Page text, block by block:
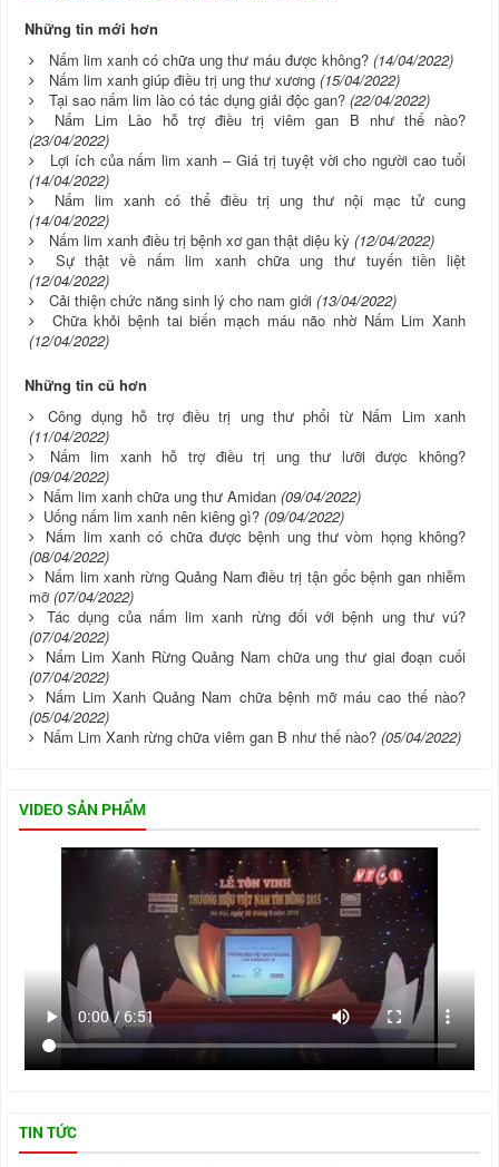
Những tin mới hơn
Nấm lim xanh có chữa ung thư máu được không? (14/04/2022)
Nấm lim xanh giúp điều trị ung thư xương (15/04/2022)
Tại sao nấm lim lào có tác dụng giải độc gan? (22/04/2022)
Nấm Lim Lào hỗ trợ điều trị viêm gan B như thế nào?
(23/04/2022)
Lợi ích của nấm lim xanh – Giá trị tuyệt vời cho người cao tuổi
(14/04/2022)
Nấm lim xanh có thể điều trị ung thư nội mạc tử cung
(14/04/2022)
Nấm lim xanh điều trị bệnh xơ gan thật diệu kỳ (12/04/2022)
Sự thật về nấm lim xanh chữa ung thư tuyến tiền liệt
(12/04/2022)
Cải thiện chức năng sinh lý cho nam giới (13/04/2022)
Chữa khỏi bệnh tai biến mạch máu não nhờ Nấm Lim Xanh
(12/04/2022)
Những tin cũ hơn
Công dụng hỗ trợ điều trị ung thư phổi từ Nấm Lim xanh
(11/04/2022)
Nấm lim xanh hỗ trợ điều trị ung thư lưỡi được không?
(09/04/2022)
Nấm lim xanh chữa ung thư Amidan (09/04/2022)
Uống nấm lim xanh nên kiêng gì? (09/04/2022)
Nấm lim xanh có chữa được bệnh ung thư vòm họng không?
(08/04/2022)
Nấm lim xanh rừng Quảng Nam điều trị tận gốc bệnh gan nhiễm
mỡ (07/04/2022)
Tác dụng của nấm lim xanh rừng đối với bệnh ung thư vú?
(07/04/2022)
Nấm Lim Xanh Rừng Quảng Nam chữa ung thư giai đoạn cuối
(07/04/2022)
Nấm Lim Xanh Quảng Nam chữa bệnh mỡ máu cao thế nào?
(05/04/2022)
Nấm Lim Xanh rừng chữa viêm gan B như thế nào? (05/04/2022)
VIDEO SẢN PHẨM
TIN TỨC